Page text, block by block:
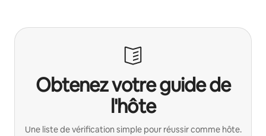
Obtenez votre guide de
l'hôte
Une liste de vérification simple pour réussir comme hôte.